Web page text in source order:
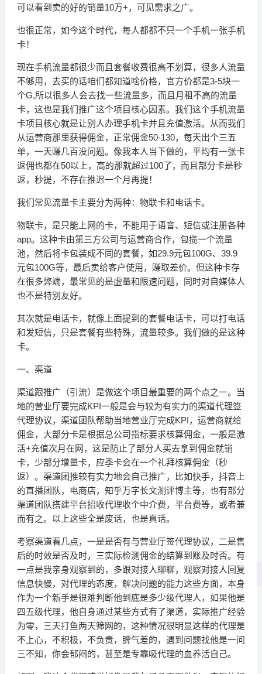
可以看到卖的好的销量10万+，可见需求之广。
也很正常，如今这个时代，每人都都不只一个手机一张手机
卡！
现在手机流量都很少而且套餐收费很高不划算，很多人流量
不够用，去买的话咱们都知道啥价格，官方价都是3-5块一
个G,所以很多人会去找一些流量多，而且月租不高的流量
卡，这也是我们推广这个项目核心因素。我们这个手机流量
卡项目核心就是让别人办理手机卡并且充值激活。从而我们
从运营商那里获得佣金，正常佣金50-130，每天出个三五
单，一天赚几百没问题。像我本人当下做的，平均有一张卡
返佣也都在50以上，高的那就超过100了，而且部分卡是秒
返，秒提，不存在推迟一个月再提！
我们常见流量卡主要分为两种：物联卡和电话卡。
物联卡，是只能上网的卡，不能用于语音、短信或注册各种
app。这种卡由第三方公司与运营商合作，包揽一个流量
池，然后将卡包装成不同的套餐，如29.9元包100G、39.9
元包100G等，最后卖给客户使用，赚取差价。但这种卡存
在很多弊端，最常见的是虚量和限速问题，同时对自媒体人
也不是特别友好。
其次就是电话卡，就像上面提到的套餐电话卡，可以打电话
和发短信，只是套餐有些特殊，流量较多。我们做的是这种
卡。
一、渠道
渠道跟推广（引流）是做这个项目最重要的两个点之一。当
地的营业厅要完成KPI一般是会与较为有实力的渠道代理签
代理协议，渠道团队帮助当地营业厅完成KPI，运营商就给
佣金，大部分卡是根据总公司指标要求核算佣金，一般是激
活+充值次月在网，这是防止了部分人买去拿到佣金就销
卡，少部分增量卡，应季卡会在一个礼拜核算佣金（秒
返）。渠道团推较有实力地会自己推广，比如快手，抖音上
的直播团队，电商店，知乎万字长文测评博主等，也有部分
渠道团队搭建平台招收代理收个中介费，平台费等，或者兼
而有之。以上这些全是废话，也是真话。
考察渠道看几点，一是是否有与营业厅签代理协议，二是售
后的时效是否及时，三实际检测佣金的结算到账及时否。有
一点是我亲身观察到的，多跟对接人聊聊，观察对接人回复
信息快慢，对代理的态度，解决问题的能力这些方面，本身
作为一个新手是很难判断他到底是多少级代理人，如果他是
四五级代理，他自身通过某些方式有了渠道，实际推广经验
为零，三天打鱼两天筛网的，这种情况很明显这样的代理是
不上心，不积极，不负责，脾气差的，遇到问题找他是一问
三不知，你会郁闷的，甚至是专靠吸代理的血养活自己。